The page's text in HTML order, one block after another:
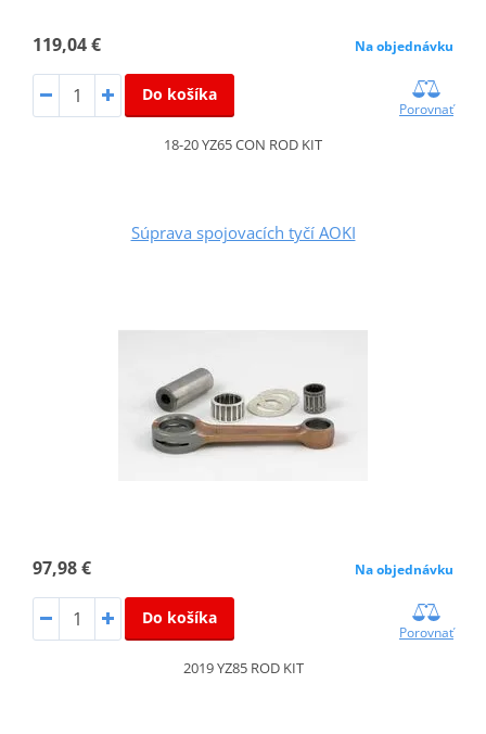
119,04 € Na objednávku
Do košíka
Porovnať
18-20 YZ65 CON ROD KIT
Súprava spojovacích tyčí AOKI
97,98 € Na objednávku
Do košíka
Porovnať
2019 YZ85 ROD KIT